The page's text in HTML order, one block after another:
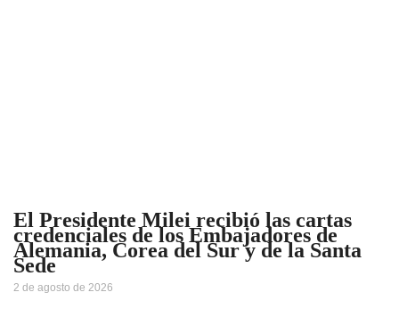
El Presidente Milei recibió las cartas
credenciales de los Embajadores de
Alemania, Corea del Sur y de la Santa
Sede
2 de agosto de 2026